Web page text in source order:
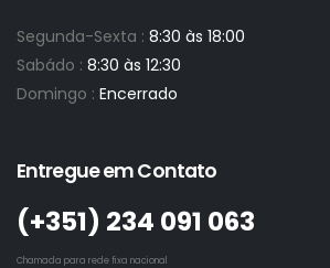
Segunda-Sexta : 8:30 às 18:00
Sabádo : 8:30 às 12:30
Domingo : Encerrado
Entregue em Contato
(+351)­ 234 091 063
Chamada para rede fixa nacional